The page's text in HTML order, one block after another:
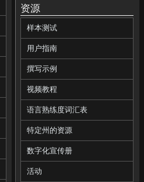
资源
样本测试
用户指南
撰写示例
视频教程
语言熟练度词汇表
特定州的资源
数字化宣传册
活动